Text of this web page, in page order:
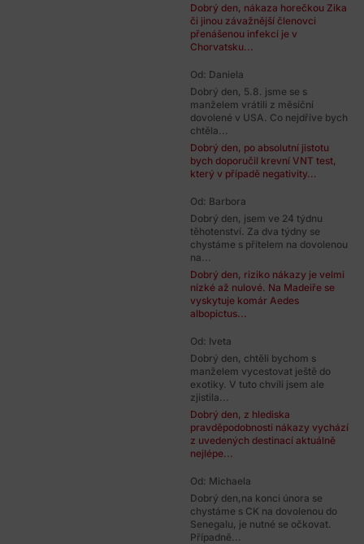
Dobrý den, nákaza horečkou Zika
či jinou závažnější členovci
přenášenou infekcí je v
Chorvatsku...
Od: Daniela
Dobrý den, 5.8. jsme se s
manželem vrátili z měsíční
dovolené v USA. Co nejdříve bych
chtěla...
Dobrý den, po absolutní jistotu
bych doporučil krevní VNT test,
který v případě negativity...
Od: Barbora
Dobrý den, jsem ve 24 týdnu
těhotenství. Za dva týdny se
chystáme s přítelem na dovolenou
na...
Dobrý den, riziko nákazy je velmi
nízké až nulové. Na Madeiře se
vyskytuje komár Aedes
albopictus...
Od: Iveta
Dobrý den, chtěli bychom s
manželem vycestovat ještě do
exotiky. V tuto chvíli jsem ale
zjistila...
Dobrý den, z hlediska
pravděpodobnosti nákazy vychází
z uvedených destinací aktuálně
nejlépe...
Od: Michaela
Dobrý den,na konci února se
chystáme s CK na dovolenou do
Senegalu, je nutné se očkovat.
Případně...